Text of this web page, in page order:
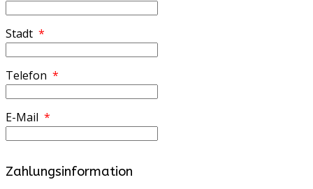
Stadt *
Telefon *
E-Mail *
Zahlungsinformation